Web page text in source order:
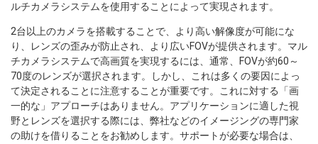
ルチカメラシステムを使用することによって実現されます。
2台以上のカメラを搭載することで、より高い解像度が可能にな
り、レンズの歪みが防止され、より広いFOVが提供されます。マル
チカメラシステムで高画質を実現するには、通常、FOVが約60～
70度のレンズが選択されます。しかし、これは多くの要因によっ
て決定されることに注意することが重要です。これに対する「画
一的な」アプローチはありません。アプリケーションに適した視
野とレンズを選択する際には、弊社などのイメージングの専門家
の助けを借りることをお勧めします。サポートが必要な場合は、